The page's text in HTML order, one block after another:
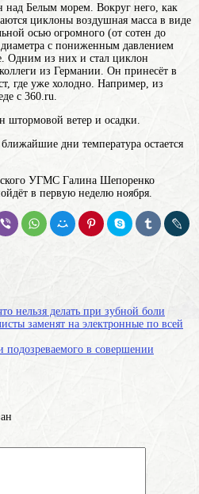
Белым морем. Вокруг него, как
циклоны воздушная масса в виде
осью огромного (от сотен до
с пониженным давлением
Одним из них и стал циклон
из Германии. Он принесёт в
где уже холодно. Например, из
с 360.ru.
ветер и осадки.
дни температура остается
УГМС Галина Шепоренко
в первую неделю ноября.
нельзя делать при зубной боли
заменят на электронные по всей
в совершении